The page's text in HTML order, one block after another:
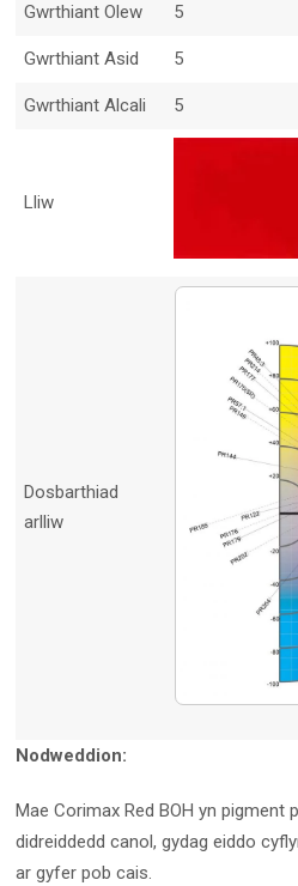
Gwrthiant Olew 5
Gwrthiant Asid 5
Gwrthiant Alcali 5
Lliw
Dosbarthiad
arlliw
Nodweddion:
Mae Corimax Red BOH yn pigment
didreiddedd canol, gydag eiddo
ar gyfer pob cais.